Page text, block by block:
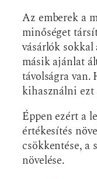
Az emberek a
minőséget
vásárlók
másik ajánlat
távolságra van.
kihasználni ezt
Éppen ezért a
értékesítés
csökkentése, a
növelése.